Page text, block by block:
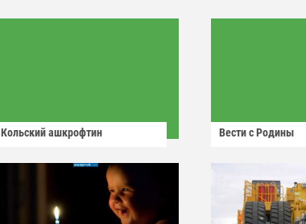
Кольский ашкрофтин Вести с Родины